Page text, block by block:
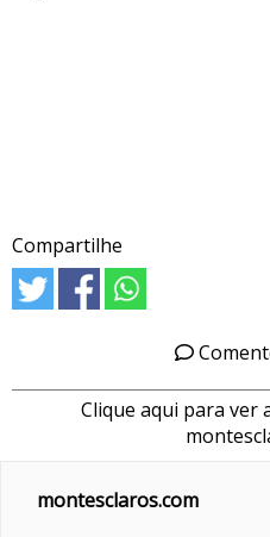
Compartilhe
Clique aqui para ver
montesclaros.com